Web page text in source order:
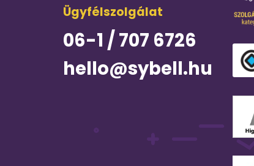
Ügyfélszolgálat
06-1 / 707 6726
hello@sybell.hu